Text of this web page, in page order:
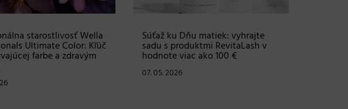
súťaž – vyhrajte
s produktmi od
značky Matrix!
Nová éra uhladených vlasov:
L’Oréal Professionnel Séria Expert
Keratin Alpha Sleek + SÚŤAŽ o
sadu produktov v hodnote 99 €